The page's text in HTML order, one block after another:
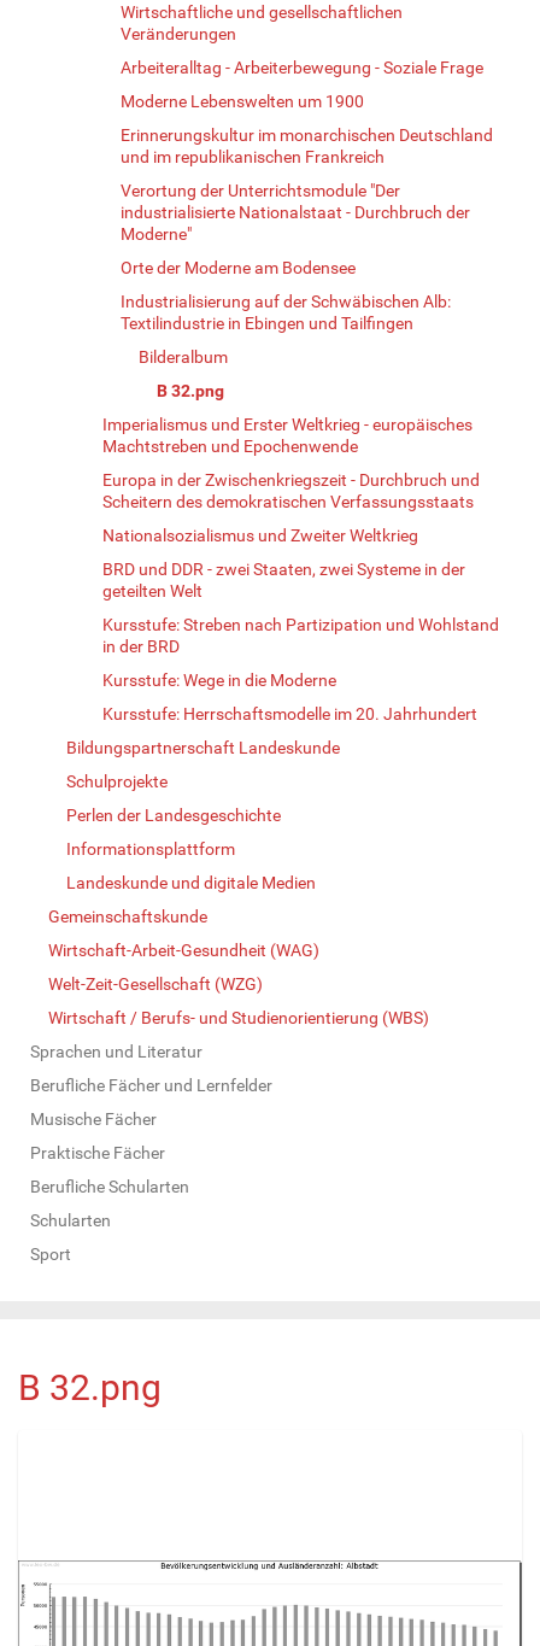
Wirtschaftliche und gesellschaftlichen
Veränderungen
Arbeiteralltag - Arbeiterbewegung - Soziale Frage
Moderne Lebenswelten um 1900
Erinnerungskultur im monarchischen Deutschland
und im republikanischen Frankreich
Verortung der Unterrichtsmodule "Der
industrialisierte Nationalstaat - Durchbruch der
Moderne"
Orte der Moderne am Bodensee
Industrialisierung auf der Schwäbischen Alb:
Textilindustrie in Ebingen und Tailfingen
Bilderalbum
B 32.png
Imperialismus und Erster Weltkrieg - europäisches
Machtstreben und Epochenwende
Europa in der Zwischenkriegszeit - Durchbruch und
Scheitern des demokratischen Verfassungsstaats
Nationalsozialismus und Zweiter Weltkrieg
BRD und DDR - zwei Staaten, zwei Systeme in der
geteilten Welt
Kursstufe: Streben nach Partizipation und Wohlstand
in der BRD
Kursstufe: Wege in die Moderne
Kursstufe: Herrschaftsmodelle im 20. Jahrhundert
Bildungspartnerschaft Landeskunde
Schulprojekte
Perlen der Landesgeschichte
Informationsplattform
Landeskunde und digitale Medien
Gemeinschaftskunde
Wirtschaft-Arbeit-Gesundheit (WAG)
Welt-Zeit-Gesellschaft (WZG)
Wirtschaft / Berufs- und Studienorientierung (WBS)
Sprachen und Literatur
Berufliche Fächer und Lernfelder
Musische Fächer
Praktische Fächer
Berufliche Schularten
Schularten
Sport
B 32.png